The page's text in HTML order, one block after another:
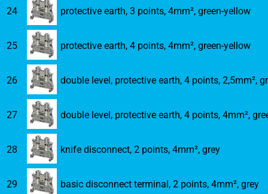
24 protective earth, 3 points, 4mm², green-yellow
25 protective earth, 4 points, 4mm², green-yellow
26 double level, protective earth, 4 points, 2,5mm²,
27 double level, protective earth, 4 points, 4mm²,
28 knife disconnect, 2 points, 4mm², grey
29 basic disconnect terminal, 2 points, 4mm², grey